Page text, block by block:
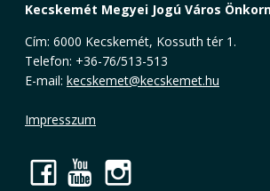
Kecskemét Megyei Jogú Város
Cím: 6000 Kecskemét, Kossuth tér 1.
Telefon: +36-76/513-513
E-mail: kecskemet@kecskemet.hu
Impresszum
Facebook
YouTube